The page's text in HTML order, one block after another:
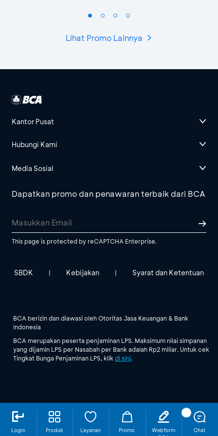
Login Produk Layanan Promo
Webform
Chat
Lihat Promo Lainnya
Kantor Pusat
Hubungi Kami
Media Sosial
Dapatkan promo dan penawaran terbaik dari BCA
This page is protected by reCAPTCHA Enterprise.
SBDK | Kebijakan | Syarat dan Ketentuan
BCA berizin dan diawasi oleh Otoritas Jasa Keuangan & Bank
Indonesia
BCA merupakan peserta penjaminan LPS. Maksimum nilai simpanan
yang dijamin LPS per Nasabah per Bank adalah Rp2 miliar. Untuk cek
Tingkat Bunga Penjaminan LPS, klik di sini.